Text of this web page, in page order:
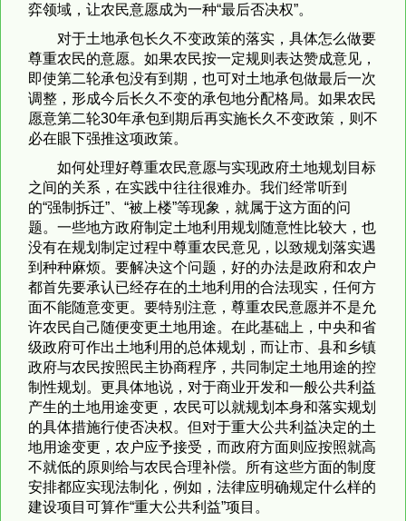
弈领域，让农民意愿成为一种“最后否决权”。
对于土地承包长久不变政策的落实，具体怎么做要
尊重农民的意愿。如果农民按一定规则表达赞成意见，
即使第二轮承包没有到期，也可对土地承包做最后一次
调整，形成今后长久不变的承包地分配格局。如果农民
愿意第二轮30年承包到期后再实施长久不变政策，则不
必在眼下强推这项政策。
如何处理好尊重农民意愿与实现政府土地规划目标
之间的关系，在实践中往往很难办。我们经常听到
的“强制拆迁”、“被上楼”等现象，就属于这方面的问
题。一些地方政府制定土地利用规划随意性比较大，也
没有在规划制定过程中尊重农民意见，以致规划落实遇
到种种麻烦。要解决这个问题，好的办法是政府和农户
都首先要承认已经存在的土地利用的合法现实，任何方
面不能随意变更。要特别注意，尊重农民意愿并不是允
许农民自己随便变更土地用途。在此基础上，中央和省
级政府可作出土地利用的总体规划，而让市、县和乡镇
政府与农民按照民主协商程序，共同制定土地用途的控
制性规划。更具体地说，对于商业开发和一般公共利益
产生的土地用途变更，农民可以就规划本身和落实规划
的具体措施行使否决权。但对于重大公共利益决定的土
地用途变更，农户应予接受，而政府方面则应按照就高
不就低的原则给与农民合理补偿。所有这些方面的制度
安排都应实现法制化，例如，法律应明确规定什么样的
建设项目可算作“重大公共利益”项目。